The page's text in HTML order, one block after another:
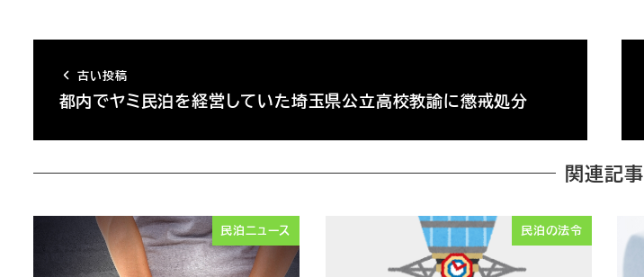
古い投稿
都内でヤミ民泊を経営していた埼玉県公立高校教諭に懲戒処分
関連記事
民泊ニュース 民泊の法令